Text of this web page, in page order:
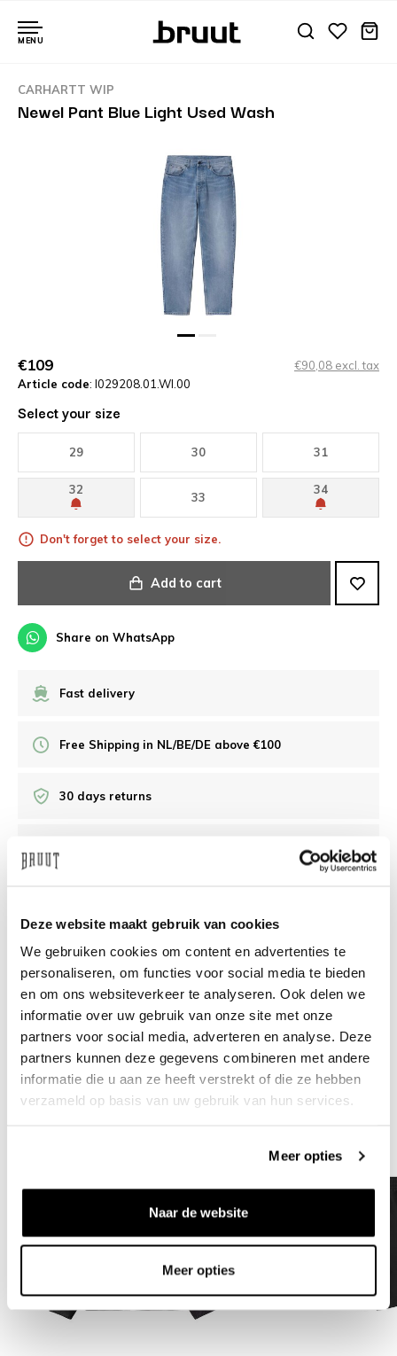
Deze website maakt gebruik van cookies
We gebruiken cookies om content en advertenties te
personaliseren, om functies voor social media te bieden
en om ons websiteverkeer te analyseren. Ook delen we
informatie over uw gebruik van onze site met onze
partners voor social media, adverteren en analyse. Deze
partners kunnen deze gegevens combineren met andere
informatie die u aan ze heeft verstrekt of die ze hebben
verzameld op basis van uw gebruik van hun services.
Meer opties
Naar de website
Meer opties
MENU
CARHARTT WIP
Newel Pant Blue Light Used Wash
€109
€90,08 excl. tax
Article code: I029208.01.WI.00
Select your size
29 30 31
32
33
34
Don't forget to select your size.
Add to cart
Share on WhatsApp
Fast delivery
Free Shipping in NL/BE/DE above €100
30 days returns
Need help?We're glad to help
info@bruut.nl Live chat Whatsapp
About this product
Shipment and returns
Related products